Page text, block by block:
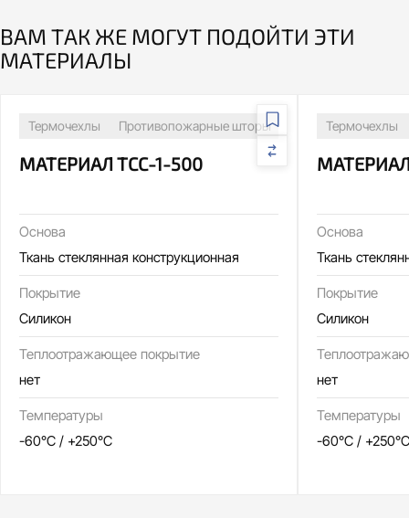
ВАМ ТАК ЖЕ МОГУТ ПОДОЙТИ ЭТИ
МАТЕРИАЛЫ
Термочехлы Противопожарные шторы Сварочные посты
МАТЕРИАЛ ТСС-1-500
Основа
Ткань стеклянная конструкционная
Покрытие
Силикон
Теплоотражающее покрытие
нет
Температуры
-60°C / +250°C
Термочехлы
Основа
Ткань
Покрытие
Силикон
нет
Температуры
-60°C /